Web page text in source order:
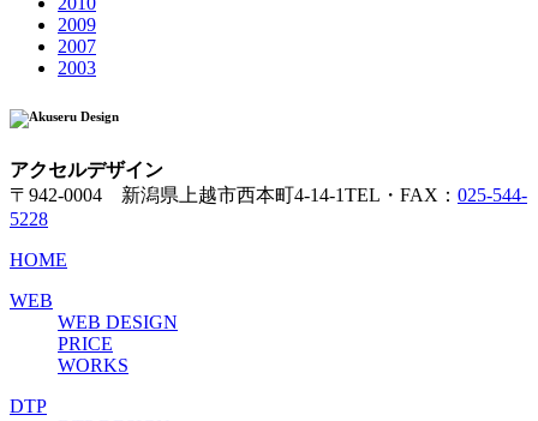
2009
2007
2003
アクセルデザイン
〒942-0004 新潟県上越市西本町4-14-1TEL・FAX： 025-544-
5228
HOME
WEB
WEB DESIGN
PRICE
WORKS
DTP